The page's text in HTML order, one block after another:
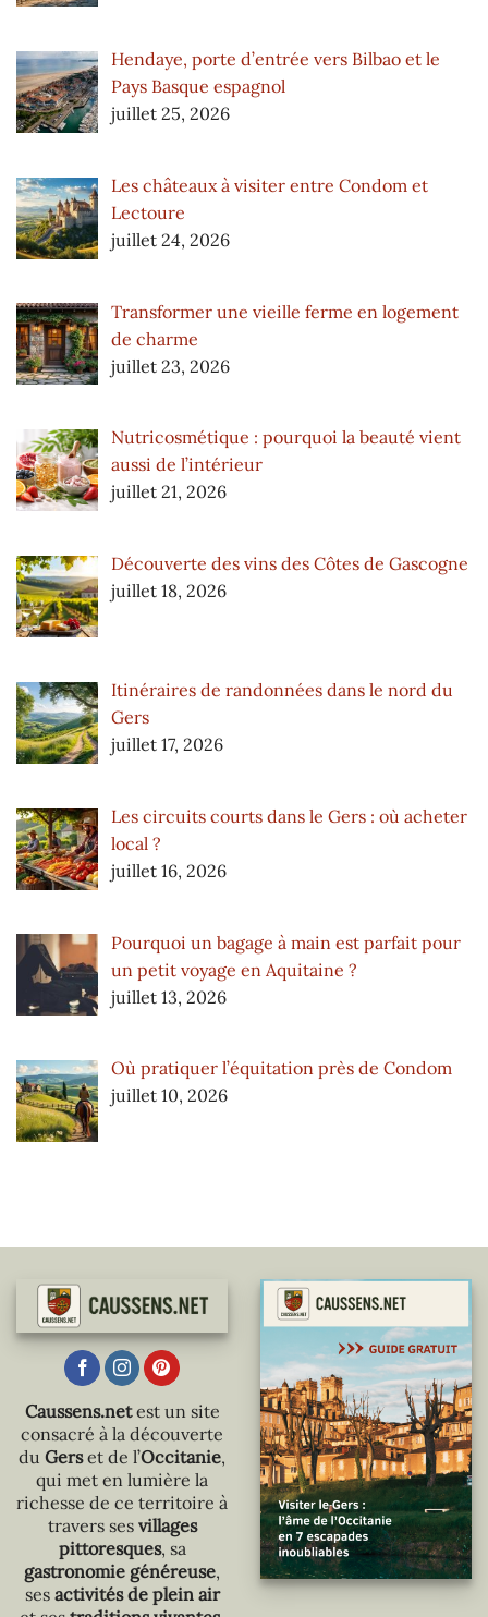
Hendaye, porte d’entrée vers Bilbao et le
Pays Basque espagnol
juillet 25, 2026
Les châteaux à visiter entre Condom et
Lectoure
juillet 24, 2026
Transformer une vieille ferme en logement
de charme
juillet 23, 2026
Nutricosmétique : pourquoi la beauté vient
aussi de l’intérieur
juillet 21, 2026
Découverte des vins des Côtes de Gascogne
juillet 18, 2026
Itinéraires de randonnées dans le nord du
Gers
juillet 17, 2026
Les circuits courts dans le Gers : où acheter
local ?
juillet 16, 2026
Pourquoi un bagage à main est parfait pour
un petit voyage en Aquitaine ?
juillet 13, 2026
Où pratiquer l’équitation près de Condom
juillet 10, 2026
Caussens.netest un site
consacré à la découverte
du Gerset de l’Occitanie,
qui met en lumière la
richesse de ce territoire à
travers ses villages
pittoresques, sa
gastronomie généreuse,
ses activités de plein air